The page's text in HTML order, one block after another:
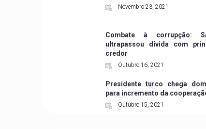
Novembro 23, 2021
Combate à corrupção:
ultrapassou dívida com
credor
Outubro 16, 2021
Presidente turco chega
para incremento da
Outubro 15, 2021